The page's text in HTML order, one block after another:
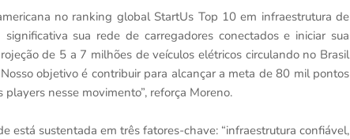
no ranking global StartUs Top 10 em infraestrutura de
sua rede de carregadores conectados e iniciar sua
de 5 a 7 milhões de veículos elétricos circulando no Brasil
objetivo é contribuir para alcançar a meta de 80 mil pontos
nesse movimento”, reforça Moreno.
está sustentada em três fatores-chave: “infraestrutura confiável,